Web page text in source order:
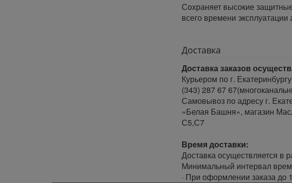
Сохраняет высокие
всего времени эксплуатации
Доставка
Доставка заказов
Курьером по г.
(343) 287 67
Самовывоз по адресу г.
«Белая Башня», магазин
С5,С7
Время доставки:
Доставка осуществляется в
Минимальный интервал
· При оформлении заказа до